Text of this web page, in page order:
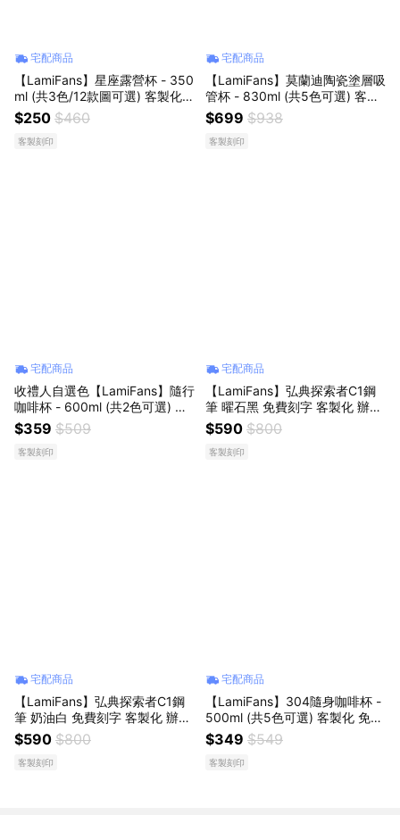
宅配商品
【LamiFans】星座露營杯 - 350
ml (共3色/12款圖可選) 客製化
雷雕刻字 304不銹鋼 專屬環保
杯 防燙杯 野餐露營 攜帶便利
$250 $460
客製刻印
宅配商品
【LamiFans】莫蘭迪陶瓷塗層吸
管杯 - 830ml (共5色可選) 客製
化 客製刻字 粗吸管 可吸珍珠 環
保杯 手搖必備 飲料控
$699 $938
客製刻印
宅配商品
收禮人自選色【LamiFans】隨行
咖啡杯 - 600ml (共2色可選) 客
製化 免費雕刻 保溫保冷 304不
鏽鋼 附不鏽鋼吸管 一蓋雙飲 環
保杯 上班族 提提神
$359 $509
客製刻印
宅配商品
【LamiFans】弘典探索者C1鋼
筆 曜石黑 免費刻字 客製化 辦公
室 學校 書寫流暢 情人獻禮 生日
禮 男朋友 情人節
$590 $800
客製刻印
宅配商品
【LamiFans】弘典探索者C1鋼
筆 奶油白 免費刻字 客製化 辦公
室 學校 書寫流暢 情人獻禮 生日
禮 職場禮 情人節
$590 $800
客製刻印
宅配商品
【LamiFans】304隨身咖啡杯 -
500ml (共5色可選) 客製化 免費
刻字 禮盒提袋組 咖啡 飲品 保溫
香醇 溫暖 不鏽鋼 便利攜帶 獻上
日常驚喜 甜蜜
$349 $549
客製刻印